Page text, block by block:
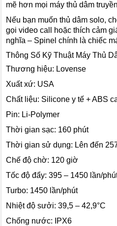
mẽ hơn mọi máy thủ dâm
Nếu bạn muốn thủ dâm solo,
gọi video call hoặc thích cảm
nghĩa – Spinel chính là chiếc
Thông Số Kỹ Thuật Máy Thủ
Thương hiệu: Lovense
Xuất xứ: USA
Chất liệu: Silicone y tế + ABS
Pin: Li-Polymer
Thời gian sạc: 160 phút
Thời gian sử dụng: Lên đến
Chế độ chờ: 120 giờ
Tốc độ đẩy: 395 – 1450 lần/
Turbo: 1450 lần/phút
Nhiệt độ sưởi: 39,5 – 42,9°C
Chống nước: IPX6